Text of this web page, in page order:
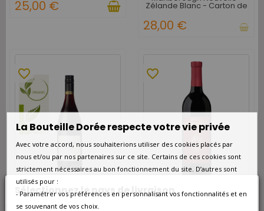
Sélectionnez le pays de livraison
25,00 € Zélande Blanc - Carton de
28,00 €
DISPONIBLE À L'UNITÉ
favorite_border favorite_border
La Bouteille Dorée respecte votre vie privée
Avec votre accord, nous souhaiterions utiliser des cookies placés par
nous et/ou par nos partenaires sur ce site. Certains de ces cookies sont
strictement nécessaires au bon fonctionnement du site. D’autres sont
utilisés pour :
- Paramétrer vos préférences en personnalisant vos fonctionnalités et en
se souvenant de vos choix.